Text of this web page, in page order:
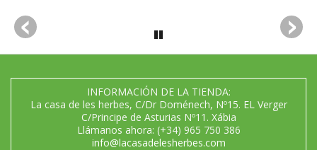
INFORMACIÓN DE LA TIENDA:
La casa de les herbes, C/Dr Doménech, Nº15. EL Verger
C/Principe de Asturias Nº11. Xábia
Llámanos ahora: (+34) 965 750 386
info@lacasadelesherbes.com